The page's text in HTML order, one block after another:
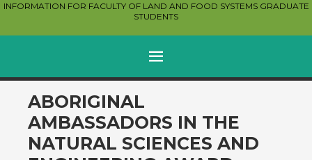
INFORMATION FOR FACULTY OF LAND AND FOOD SYSTEMS GRADUATE
STUDENTS
MENU
SKIP
TO
CONTENT
ABORIGINAL
AMBASSADORS IN THE
NATURAL SCIENCES AND